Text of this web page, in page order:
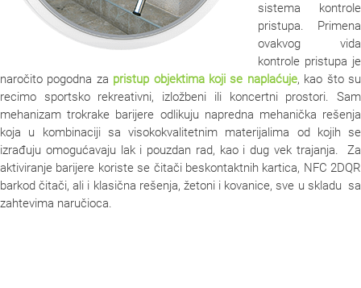
sistema kontrole
pristupa. Primena
ovakvog vida
kontrole pristupa je
naročito pogodna za pristup objektima koji se naplaćuje, kao što su
recimo sportsko rekreativni, izložbeni ili koncertni prostori. Sam
mehanizam trokrake barijere odlikuju napredna mehanička rešenja
koja u kombinaciji sa visokokvalitetnim materijalima od kojih se
izrađuju omogućavaju lak i pouzdan rad, kao i dug vek trajanja. Za
aktiviranje barijere koriste se čitači beskontaktnih kartica, NFC 2DQR
barkod čitači, ali i klasična rešenja, žetoni i kovanice, sve u skladu sa
zahtevima naručioca.